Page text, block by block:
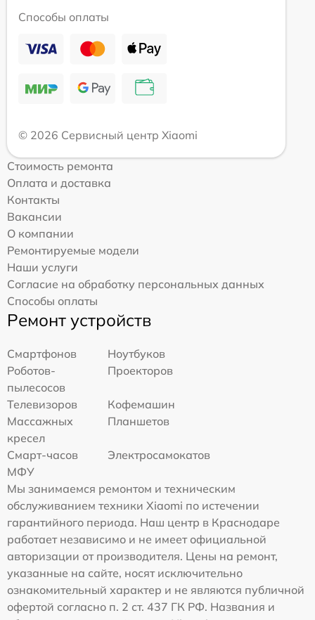
Способы оплаты
© 2026 Сервисный центр Xiaomi
Стоимость ремонта
Оплата и доставка
Контакты
Вакансии
О компании
Ремонтируемые модели
Наши услуги
Согласие на обработку персональных данных
Способы оплаты
Ремонт устройств
Смартфонов
Ноутбуков
Роботов-
пылесосов
Проекторов
Телевизоров
Кофемашин
Массажных
кресел
Планшетов
Смарт-часов
Электросамокатов
МФУ
Мы занимаемся ремонтом и техническим
обслуживанием техники Xiaomi по истечении
гарантийного периода. Наш центр в Краснодаре
работает независимо и не имеет официальной
авторизации от производителя. Цены на ремонт,
указанные на сайте, носят исключительно
ознакомительный характер и не являются публичной
офертой согласно п. 2 ст. 437 ГК РФ. Названия и